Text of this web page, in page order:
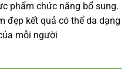
phẩm chức năng bổ sung.
đẹp kết quả có thể da dạng
mỗi người